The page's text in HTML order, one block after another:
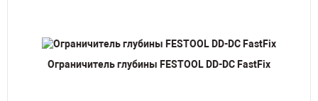
Ограничитель глубины FESTOOL DD-DC FastFix